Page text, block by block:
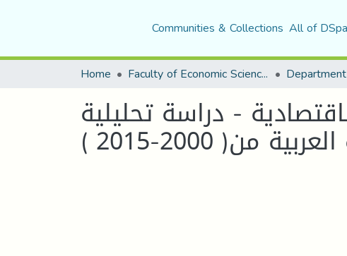
Communities & Collections All of
Home Faculty of Economic Sciences, Commerce and Management Sciences
- دراسة تحليلية
من( 2000-2015 )